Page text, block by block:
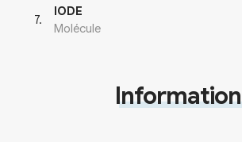
7.
IODE
Molécule
Information